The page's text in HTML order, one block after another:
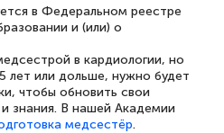
Я прошла курс
по
преподаватель
Хочется
обращении
в Федеральном реестре
и (или) о
в кардиологии, но
лет или дольше, нужно будет
чтобы обновить свои
знания. В нашей Академии
медсестёр.